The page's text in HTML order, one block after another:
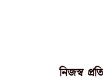
নিজস্ব